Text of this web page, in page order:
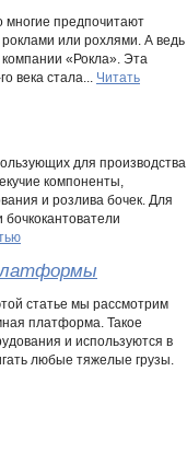
многие предпочитают
или рохлями. А ведь
«Рокла». Эта
века стала... Читать
для производства
компоненты,
и розлива бочек. Для
бочкокантователи
статье мы рассмотрим
платформа. Такое
и используются в
любые тяжелые грузы.